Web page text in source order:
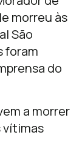
morreu às
São
foram
do
a morrer
vítimas